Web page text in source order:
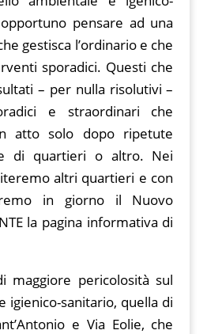
pensare ad una
gestisca l’ordinario e che
sporadici. Questi che
– per nulla risolutivi –
e straordinari che
atto solo dopo ripetute
di quartieri o altro. Nei
altri quartieri e con
in giorno il Nuovo
la pagina informativa di
maggiore pericolosità sul
igienico-sanitario, quella di
e Via Eolie, che